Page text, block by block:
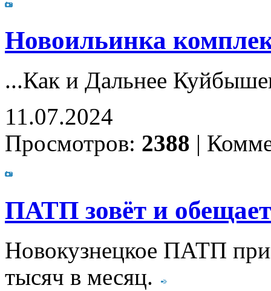
Новоильинка
...Как и Дальнее
11.07.2024
Просмотров: 2388 |
ПАТП зовёт и обещает
Новокузнецкое ПАТП
тысяч в месяц.